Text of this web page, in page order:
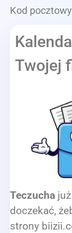
Kod
Twojej
Teczucha
doczekać,
strony